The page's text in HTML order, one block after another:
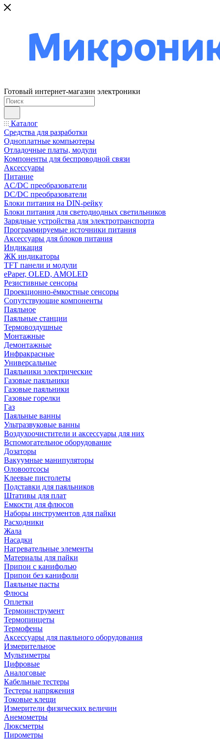
Готовый интернет-магазин электроники
Каталог
Средства для разработки
Одноплатные компьютеры
Отладочные платы, модули
Компоненты для беспроводной связи
Аксессуары
Питание
AC/DC преобразователи
DC/DC преобразователи
Блоки питания на DIN-рейку
Блоки питания для светодиодных светильников
Зарядные устройства для электротранспорта
Программируемые источники питания
Аксессуары для блоков питания
Индикация
ЖК индикаторы
TFT панели и модули
ePaper, OLED, AMOLED
Резистивные сенсоры
Проекционно-ёмкостные сенсоры
Сопутствующие компоненты
Паяльное
Паяльные станции
Термовоздушные
Монтажные
Демонтажные
Инфракрасные
Универсальные
Паяльники электрические
Газовые паяльники
Газовые паяльники
Газовые горелки
Газ
Паяльные ванны
Ультразвуковые ванны
Воздухоочистители и аксессуары для них
Вспомогательное оборудование
Дозаторы
Вакуумные манипуляторы
Оловоотсосы
Клеевые пистолеты
Подставки для паяльников
Штативы для плат
Емкости для флюсов
Наборы инструментов для пайки
Расходники
Жала
Насадки
Нагревательные элементы
Материалы для пайки
Припои с канифолью
Припои без канифоли
Паяльные пасты
Флюсы
Оплетки
Термоинструмент
Термопинцеты
Термофены
Аксессуары для паяльного оборудования
Измерительное
Мультиметры
Цифровые
Аналоговые
Кабельные тестеры
Тестеры напряжения
Токовые клещи
Измерители физических величин
Анемометры
Люксметры
Пирометры